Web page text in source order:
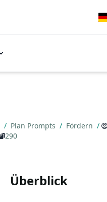
/ Plan Prompts / Fördern /
290
Überblick